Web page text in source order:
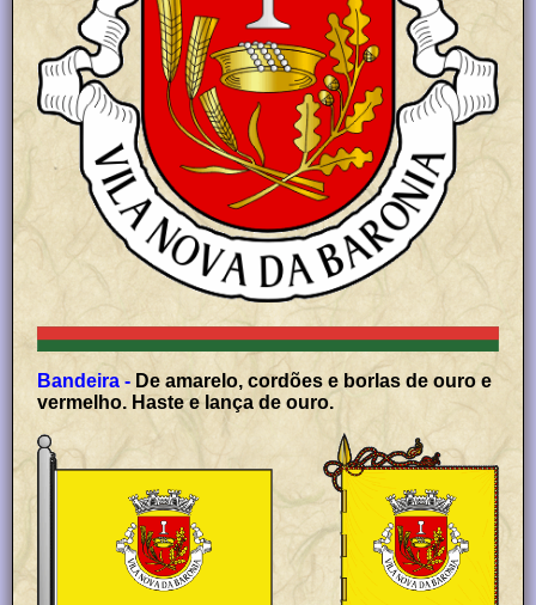
Bandeira - De amarelo, cordões e borlas de ouro e
vermelho. Haste e lança de ouro.